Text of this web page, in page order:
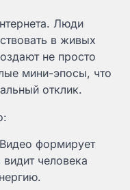
Люди
в живых
не просто
мини-эпосы, что
отклик.
формирует
человека